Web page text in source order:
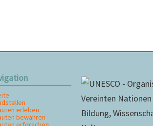
erleben
bewahren